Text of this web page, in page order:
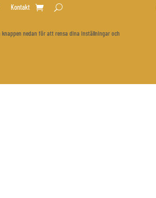
Kontakt
nedan för att rensa dina inställningar och